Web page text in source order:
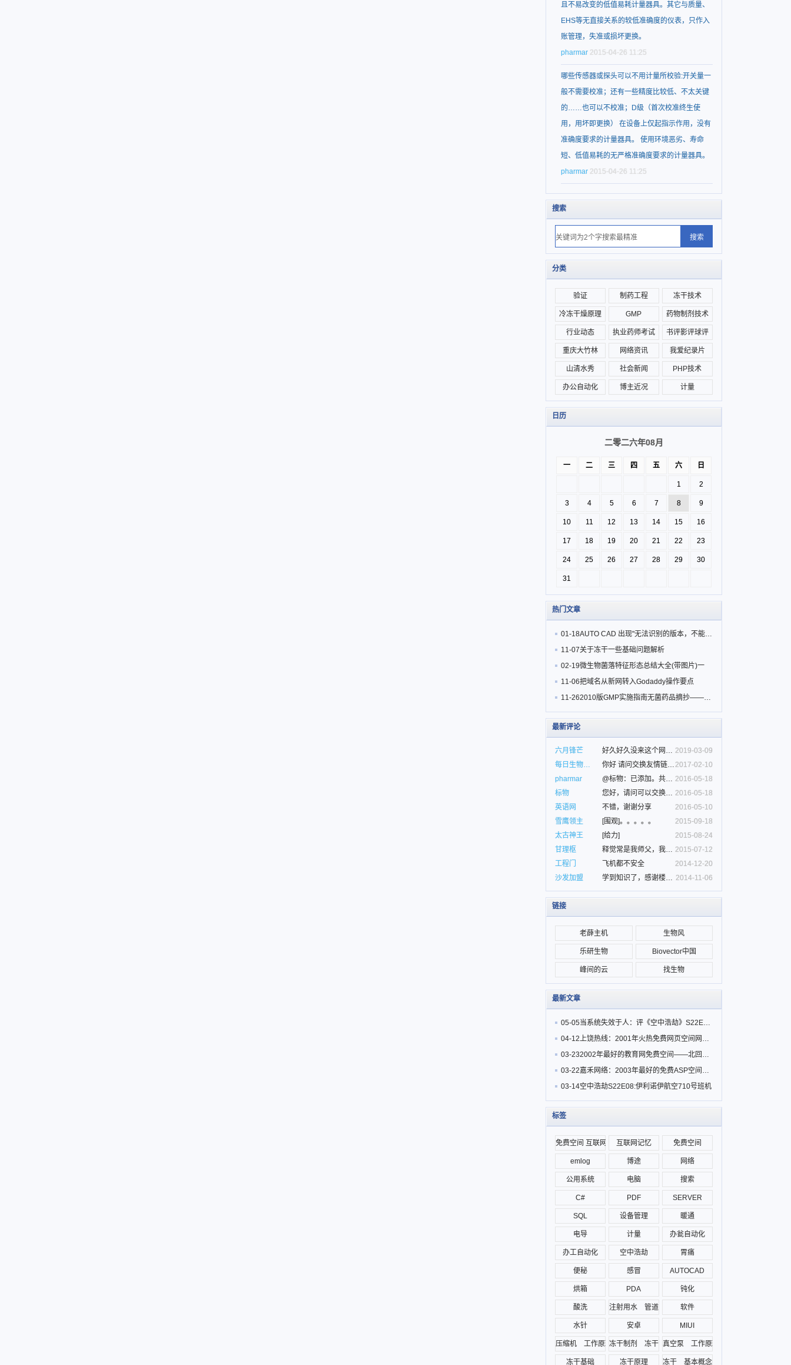
且不易改变的低值易耗计量器具。其它与质量、
EHS等无直接关系的较低准确度的仪表，只作入
账管理，失准或损坏更换。
pharmar 2015-04-26 11:25
哪些传感器或探头可以不用计量所校验:开关量一
般不需要校准；还有一些精度比较低、不太关键
的……也可以不校准；D级（首次校准终生使
用，用坏即更换） 在设备上仅起指示作用，没有
准确度要求的计量器具。 使用环境恶劣、寿命
短、低值易耗的无严格准确度要求的计量器具。
pharmar 2015-04-26 11:25
搜索
分类
验证 制药工程 冻干技术
冷冻干燥原理 GMP 药物制剂技术
行业动态 执业药师考试 书评影评球评
重庆大竹林 网络资讯 我爱纪录片
山清水秀 社会新闻 PHP技术
办公自动化 博主近况 计量
日历
二零二六年08月
一 二 三 四 五 六 日
1 2
3 4 5 6 7 8 9
10 11 12 13 14 15 16
17 18 19 20 21 22 23
24 25 26 27 28 29 30
31
热门文章
01-18AUTO CAD 出现"无法识别的版本，不能读取"的解决方法
11-07关于冻干一些基础问题解析
02-19微生物菌落特征形态总结大全(带图片)一
11-06把域名从新网转入Godaddy操作要点
11-262010版GMP实施指南无菌药品摘抄——无菌区着装和更衣确认
最新评论
2019-03-09
六月锋芒
好久好久没来这个网站了，这个页面上那个六...
2017-02-10
每日生物评论
你好 请问交换友情链接吗？我的网址是ht...
2016-05-18
pharmar
@标物：已添加。共同进步。
2016-05-18
标物
您好，请问可以交换友情链接吗？我的网址是...
2016-05-10
英语网
不错，谢谢分享
2015-09-18
雪鹰领主
[围观]。。。。。
2015-08-24
太古神王
[给力]
2015-07-12
甘理枢
释觉常是我师父，我爱龙头寺！
2014-12-20
工程门
飞机都不安全
2014-11-06
沙发加盟 学到知识了，感谢楼主分享
链接
老薛主机 生物风
乐研生物 Biovector中国
峰间的云 找生物
最新文章
05-05当系统失效于人：评《空中浩劫》S22E09 美鹰航空3379号班机
04-12上饶热线：2001年火热免费网页空间网站推荐（互联网记忆之三）
03-232002年最好的教育网免费空间——北回归线 南京农业大学免费10M静态网页空间（互联网记忆之二）
03-22嘉禾网络：2003年最好的免费ASP空间网站推荐（互联网记忆之一）
03-14空中浩劫S22E08:伊利诺伊航空710号班机
标签
免费空间 互联网记忆互联网记忆 免费空间
emlog 博途 网络
公用系统 电脑 搜索
C# PDF SERVER
SQL 设备管理 暖通
电导 计量 办瓮自动化
办工自动化 空中浩劫 胃痛
便秘 感冒 AUTOCAD
烘箱 PDA 钝化
酸洗 注射用水 管道 软件
水针 安卓 MIUI
压缩机 工作原理 冻干冻干制剂 冻干 真空泵 工作原理 冻干机
冻干基础 冻干原理 冻干 基本概念